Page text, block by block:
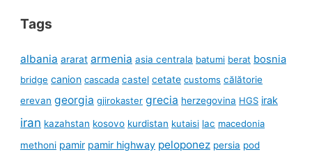
Tags
albania ararat armenia asia centrala batumi berat bosnia
bridge canion cascada castel cetate customs călătorie
erevan georgia gjirokaster grecia herzegovina HGS irak
iran kazahstan kosovo kurdistan kutaisi lac macedonia
methoni pamir pamir highway peloponez persia pod